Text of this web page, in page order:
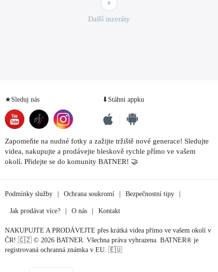
Další inzeráty
★Sleduj nás ⬇Stáhni appku
Zapomeňte na nudné fotky a zažijte tržiště nové generace! Sledujte
videa, nakupujte a prodávejte bleskově rychle přímo ve vašem
okolí. Přidejte se do komunity BATNER! 🤝
Podmínky služby Ochrana soukromí Bezpečnostní tipy
Jak prodávat více? O nás Kontakt
NAKUPUJTE A PRODÁVEJTE přes krátká videa přímo ve vašem okolí v
ČR! 🇨🇿 © 2026 BATNER. Všechna práva vyhrazena. BATNER® je
registrovaná ochranná známka v EU. 🇪🇺